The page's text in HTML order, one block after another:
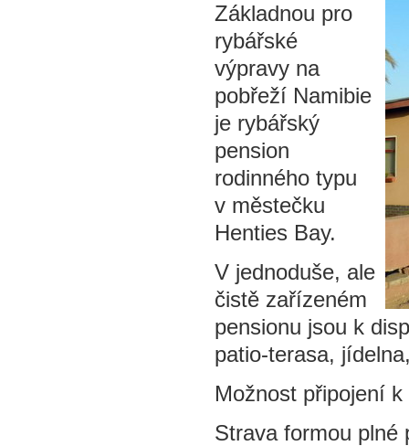
Základnou pro
rybářské
výpravy na
pobřeží Namibie
je rybářský
pension
rodinného typu
v městečku
Henties Bay.
V jednoduše, ale
čistě zařízeném
pensionu jsou k
patio-terasa,
Možnost připojení
Strava formou plné